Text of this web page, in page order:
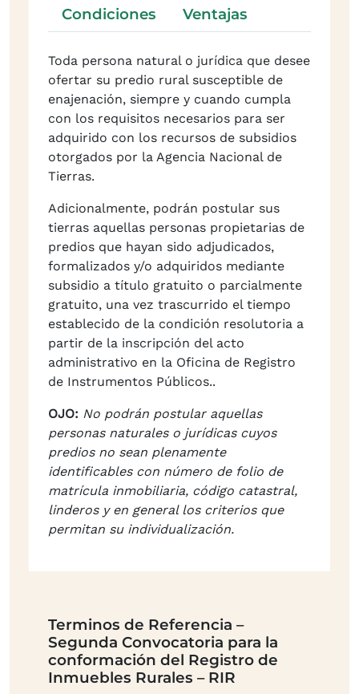
Condiciones Ventajas
Toda persona natural o jurídica que desee
ofertar su predio rural susceptible de
enajenación, siempre y cuando cumpla
con los requisitos necesarios para ser
adquirido con los recursos de subsidios
otorgados por la Agencia Nacional de
Tierras.
Adicionalmente, podrán postular sus
tierras aquellas personas propietarias de
predios que hayan sido adjudicados,
formalizados y/o adquiridos mediante
subsidio a título gratuito o parcialmente
gratuito, una vez trascurrido el tiempo
establecido de la condición resolutoria a
partir de la inscripción del acto
administrativo en la Oficina de Registro
de Instrumentos Públicos..
OJO: No podrán postular aquellas
personas naturales o jurídicas cuyos
predios no sean plenamente
identificables con número de folio de
matrícula inmobiliaria, código catastral,
linderos y en general los criterios que
permitan su individualización.
Terminos de Referencia –
Segunda Convocatoria para la
conformación del Registro de
Inmuebles Rurales – RIR